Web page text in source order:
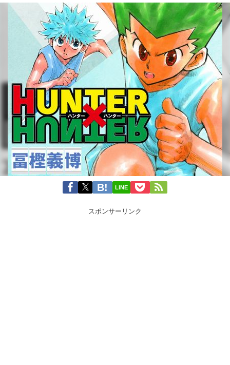
LINE
スポンサーリンク